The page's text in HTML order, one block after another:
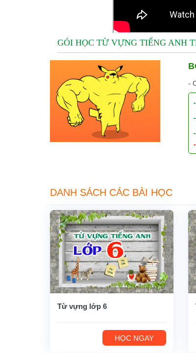
GÓI HỌC TỪ VỰNG TIẾNG ANH
-
DANH SÁCH CÁC BÀI HỌC
Từ vựng lớp 6
HỌC NGAY